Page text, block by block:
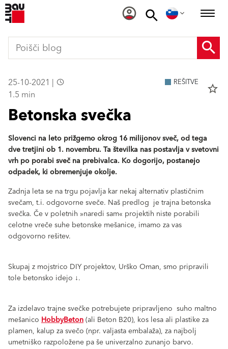
25-10-2021 |
1.5 min
REŠITVE
star_border
Betonska svečka
Slovenci na leto prižgemo okrog 16 milijonov sveč, od tega
dve tretjini ob 1. novembru. Ta številka nas postavlja v svetovni
vrh po porabi sveč na prebivalca. Ko dogorijo, postanejo
odpadek, ki obremenjuje okolje.
Zadnja leta se na trgu pojavlja kar nekaj alternativ plastičnim
svečam, t.i. odgovorne sveče. Naš predlog je trajna betonska
svečka. Če v poletnih »naredi sam« projektih niste porabili
celotne vreče suhe betonske mešanice, imamo za vas
odgovorno rešitev.
Skupaj z mojstrico DIY projektov, Urško Oman, smo pripravili
tole betonsko idejo ↓.
Za izdelavo trajne svečke potrebujete pripravljeno suho maltno
mešanico HobbyBeton(ali Beton B20), kos lesa ali plastike za
plamen, kalup za svečo (npr. valjasta embalaža), za najbolj
umetniško razpoložene pa še univerzalno zunanjo barvo.